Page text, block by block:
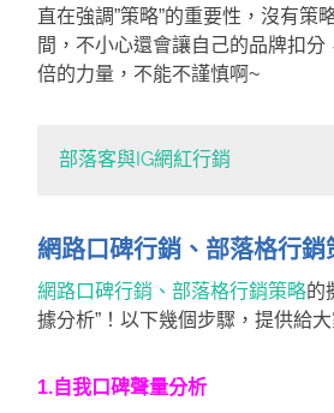
直在強調”策略”的重要性，沒有策
間，不小心還會讓自己的品牌扣分
倍的力量，不能不謹慎啊~
部落客與IG網紅行銷
網路口碑行銷、部落格行銷
網路口碑行銷、部落格行銷策略的
據分析”！以下幾個步驟，提供給大
1.自我口碑聲量分析